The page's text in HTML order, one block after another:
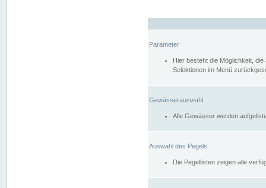
Parameter
Hier besteht die Möglichkeit,
Selektionen im Menü
Gewässerauswahl
Alle Gewässer werden
Auswahl des Pegels
Die Pegellisten zeigen alle